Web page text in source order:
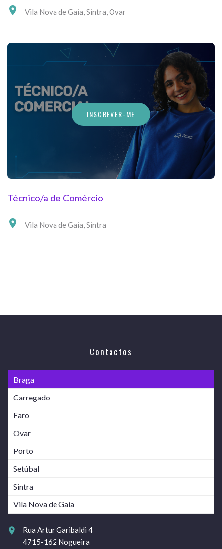
Vila Nova de Gaia,Sintra,Ovar
INSCREVER-ME
Técnico/a de Comércio
Vila Nova de Gaia Sintra
Contactos
Braga
Carregado
Faro
Ovar
Porto
Setúbal
Sintra
Vila Nova de Gaia
Rua Artur Garibaldi 4
4715-162 Nogueira